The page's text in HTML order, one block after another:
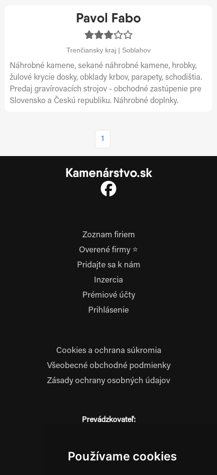
Používame cookies
Pavol Fabo
Trenčiansky kraj | Soblahov
Náhrobné kamene, sekané náhrobné kamene, hrobky,
žulové krycie dosky, obklady krbov, parapety, schodištia.
Predaj gravírovacích strojov - obchodné zastúpenie pre
Slovensko a Českú republiku. Náhrobné doplnky.
1
Kamenárstvo.sk
Zoznam firiem
Overené firmy ⭐
Pridajte sa k nám
Inzercia
Prémiové účty
Prihlásenie
Cookies a ochrana súkromia
Všeobecné obchodné podmienky
Zásady ochrany osobných údajov
Prevádzkovateľ:
014 01 Bytča